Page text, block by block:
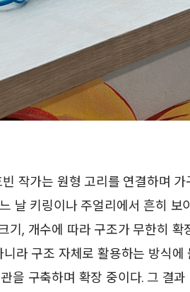
작가는 원형 고리를 연결하며
날 키링이나 주얼리에서 흔히
기, 개수에 따라 구조가 무한히 확
라 구조 자체로 활용하는 방식에
을 구축하며 확장 중이다. 그 결